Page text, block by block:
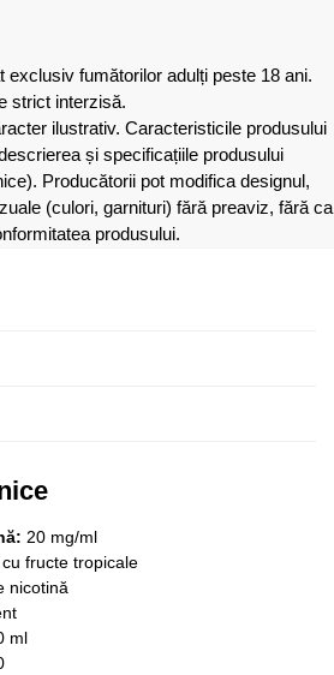
fumătorilor adulți peste 18 ani.
strict interzisă.
ilustrativ. Caracteristicile produsului
și specificațiile produsului
Producătorii pot modifica designul,
(culori, garnituri) fără preaviz, fără ca
produsului.
20 mg/ml
fructe tropicale
nicotină
ml